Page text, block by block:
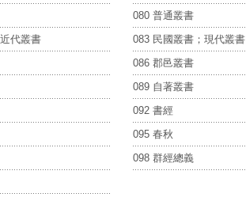
080 普通叢書
代叢書
083 民國叢書；現代叢書
086 郡邑叢書
089 自著叢書
092 書經
095 春秋
098 群經總義